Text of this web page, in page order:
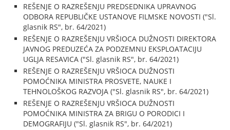
REŠENJE O RAZREŠENJU PREDSEDNIKA UPRAVNOG
ODBORA REPUBLIČKE USTANOVE FILMSKE NOVOSTI ("Sl.
glasnik RS", br. 64/2021)
REŠENJE O RAZREŠENJU VRŠIOCA DUŽNOSTI DIREKTORA
JAVNOG PREDUZEĆA ZA PODZEMNU EKSPLOATACIJU
UGLJA RESAVICA ("Sl. glasnik RS", br. 64/2021)
REŠENJE O RAZREŠENJU VRŠIOCA DUŽNOSTI
POMOĆNIKA MINISTRA PROSVETE, NAUKE I
TEHNOLOŠKOG RAZVOJA ("Sl. glasnik RS", br. 64/2021)
REŠENJE O RAZREŠENJU VRŠIOCA DUŽNOSTI
POMOĆNIKA MINISTRA ZA BRIGU O PORODICI I
DEMOGRAFIJU ("Sl. glasnik RS", br. 64/2021)